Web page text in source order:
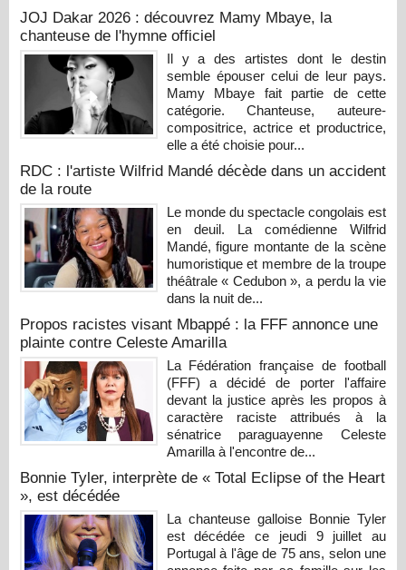
JOJ Dakar 2026 : découvrez Mamy Mbaye, la
chanteuse de l'hymne officiel
Il y a des artistes dont le destin
semble épouser celui de leur pays.
Mamy Mbaye fait partie de cette
catégorie. Chanteuse, auteure-
compositrice, actrice et productrice,
elle a été choisie pour...
RDC : l'artiste Wilfrid Mandé décède dans un accident
de la route
Le monde du spectacle congolais est
en deuil. La comédienne Wilfrid
Mandé, figure montante de la scène
humoristique et membre de la troupe
théâtrale « Cedubon », a perdu la vie
dans la nuit de...
Propos racistes visant Mbappé : la FFF annonce une
plainte contre Celeste Amarilla
La Fédération française de football
(FFF) a décidé de porter l'affaire
devant la justice après les propos à
caractère raciste attribués à la
sénatrice paraguayenne Celeste
Amarilla à l'encontre de...
Bonnie Tyler, interprète de « Total Eclipse of the Heart
», est décédée
La chanteuse galloise Bonnie Tyler
est décédée ce jeudi 9 juillet au
Portugal à l'âge de 75 ans, selon une